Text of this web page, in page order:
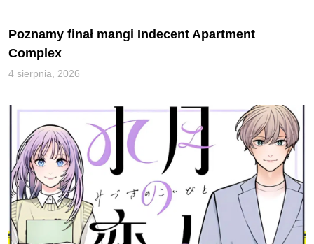
Poznamy finał mangi Indecent Apartment
Complex
4 sierpnia, 2026